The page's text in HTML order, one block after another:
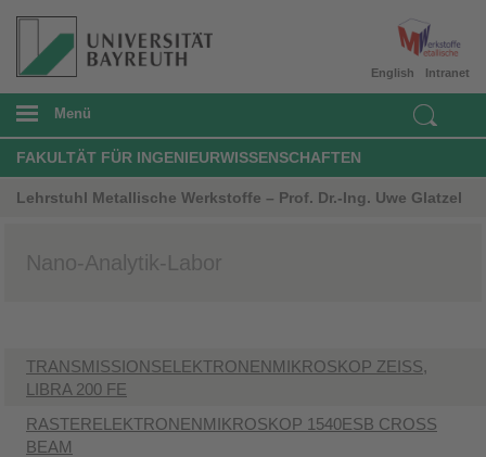
Intranet
English
Menü
FAKULTÄT FÜR INGENIEURWISSENSCHAFTEN
Lehrstuhl Metallische Werkstoffe – Prof. Dr.-Ing. Uwe Glatzel
Nano-Analytik-Labor
TRANSMISSIONSELEKTRONENMIKROSKOP ZEISS,
LIBRA 200 FE
​RASTERELEKTRONENMIKROSKOP 1540ESB CROSS
BEAM